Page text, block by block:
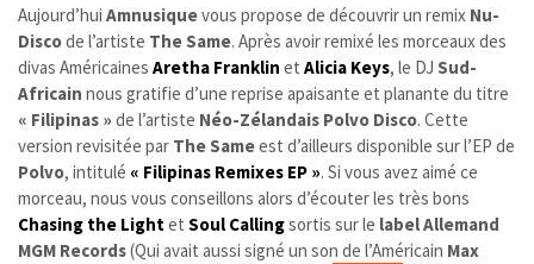
Aujourd’hui Amnusiquevous propose de découvrir un remix Nu-
Discode l’artiste The Same. Après avoir remixé les morceaux des
divas Américaines Aretha Franklin et Alicia Keys, le DJ Sud-
Africain nous gratifie d’une reprise apaisante et planante du titre
« Filipinas » de l’artiste Néo-Zélandais Polvo Disco. Cette
version revisitée par The Sameest d’ailleurs disponible sur l’EP de
Polvo, intitulé « Filipinas Remixes EP ». Si vous avez aimé ce
morceau, nous vous conseillons alors d’écouter les très bons
Chasing the Lightet Soul Callingsortis sur le label Allemand
MGM Records(Qui avait aussi signé un son de l’Américain Max